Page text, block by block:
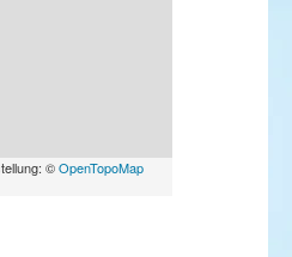
©OpenTopoMap